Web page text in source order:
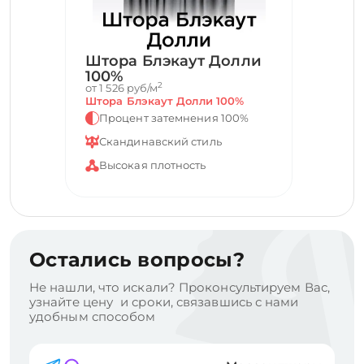
Штора Блэкаут Долли
100%
от 1 526 руб/м2
Штора Блэкаут Долли 100%
Процент затемнения 100%
Скандинавский стиль
Высокая плотность
Остались вопросы?
Не нашли, что искали? Проконсультируем Вас,
узнайте цену и сроки, связавшись с нами
удобным способом